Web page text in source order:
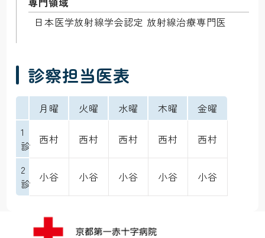
日本医学放射線学会認定 放射線治療専門医
診察担当医表
月曜 火曜 水曜 木曜
金曜
1
診
西村 西村 西村 西村 西村
2
診
小谷 小谷 小谷 小谷 小谷